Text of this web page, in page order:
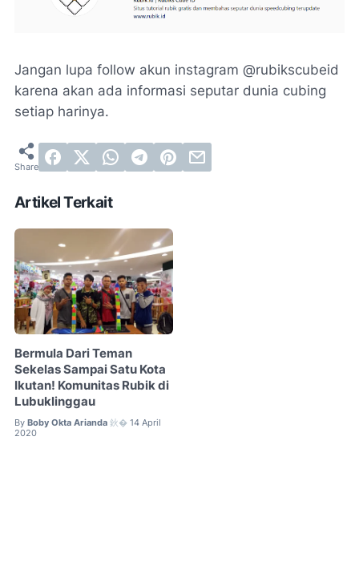
Jangan lupa follow akun instagram @rubikscubeid
karena akan ada informasi seputar dunia cubing
setiap harinya.
Artikel Terkait
Bermula Dari Teman
Sekelas Sampai Satu Kota
Ikutan! Komunitas Rubik di
Lubuklinggau
By Boby Okta Arianda 鈥� 14 April
2020